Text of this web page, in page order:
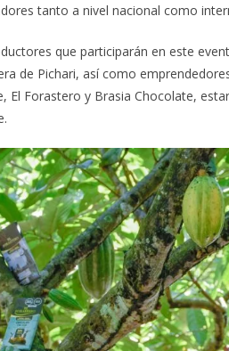
tanto a nivel nacional como
que participarán en este
de Pichari, así como
El Forastero y Brasia Chocolate,